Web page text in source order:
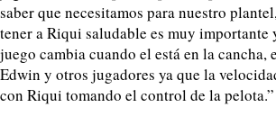
saber que necesitamos para nuestro
tener a Riqui saludable es muy importante
juego cambia cuando el está en la cancha,
Edwin y otros jugadores ya que la
con Riqui tomando el control de la pelota.”